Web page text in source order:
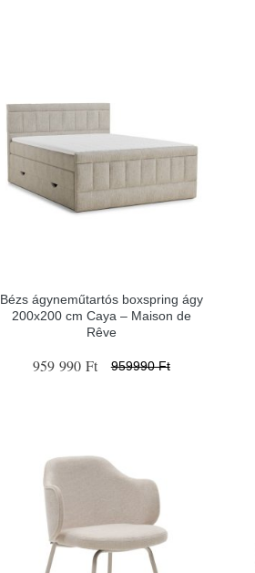
Bézs ágyneműtartós boxspring ágy
200x200 cm Caya – Maison de
Rêve
959 990 Ft 959990 Ft